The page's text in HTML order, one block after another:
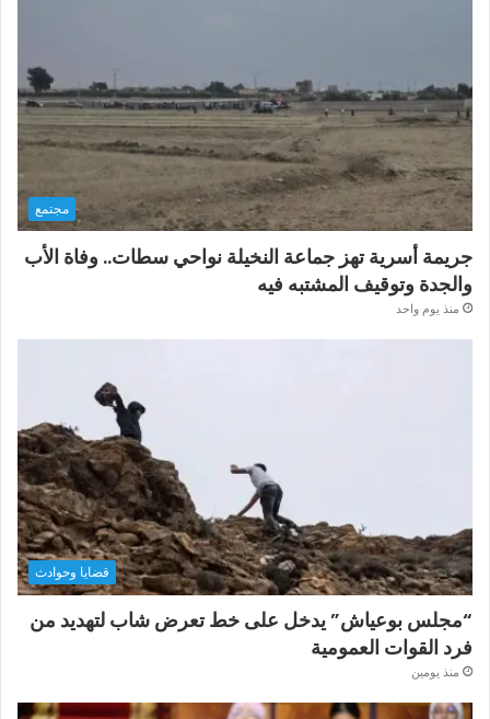
مجتمع
جريمة أسرية تهز جماعة النخيلة نواحي سطات.. وفاة الأب
والجدة وتوقيف المشتبه فيه
منذ يوم واحد
قضايا وحوادث
“مجلس بوعياش” يدخل على خط تعرض شاب لتهديد من
فرد القوات العمومية
منذ يومين